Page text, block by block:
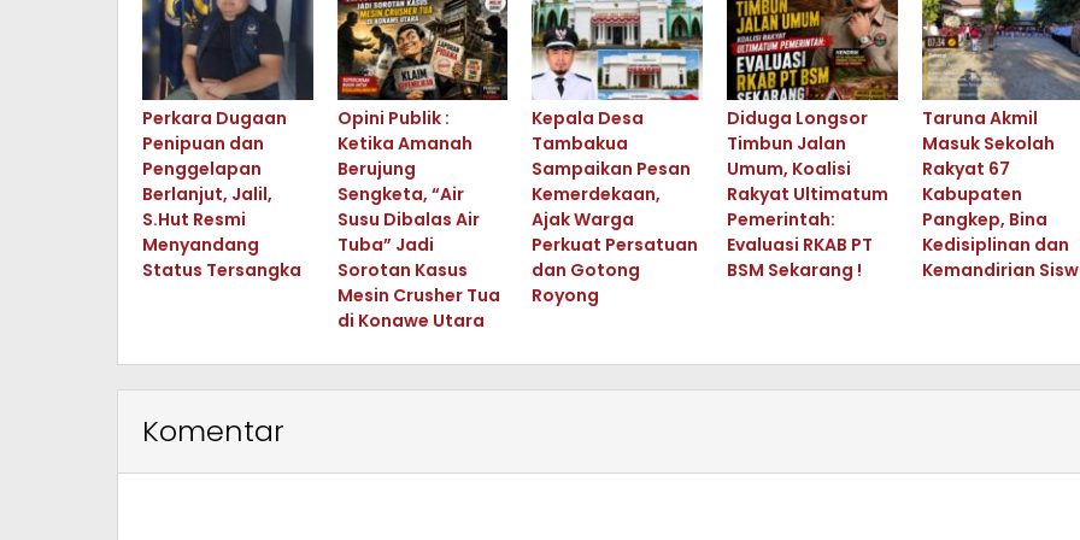
Perkara Dugaan
Penipuan dan
Penggelapan
Berlanjut, Jalil,
S.Hut Resmi
Menyandang
Status Tersangka
Opini Publik :
Ketika Amanah
Berujung
Sengketa, “Air
Susu Dibalas Air
Tuba” Jadi
Sorotan Kasus
Mesin Crusher Tua
di Konawe Utara
Kepala Desa
Tambakua
Sampaikan Pesan
Kemerdekaan,
Ajak Warga
Perkuat Persatuan
dan Gotong
Royong
Diduga Longsor
Timbun Jalan
Umum, Koalisi
Rakyat Ultimatum
Pemerintah:
Evaluasi RKAB PT
BSM Sekarang !
Taruna Akmil
Masuk Sekolah
Rakyat 67
Kabupaten
Pangkep, Bina
Kedisiplinan dan
Kemandirian
Komentar